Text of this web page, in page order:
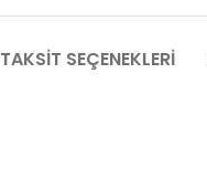
TAKSIT SEÇENEKLERI